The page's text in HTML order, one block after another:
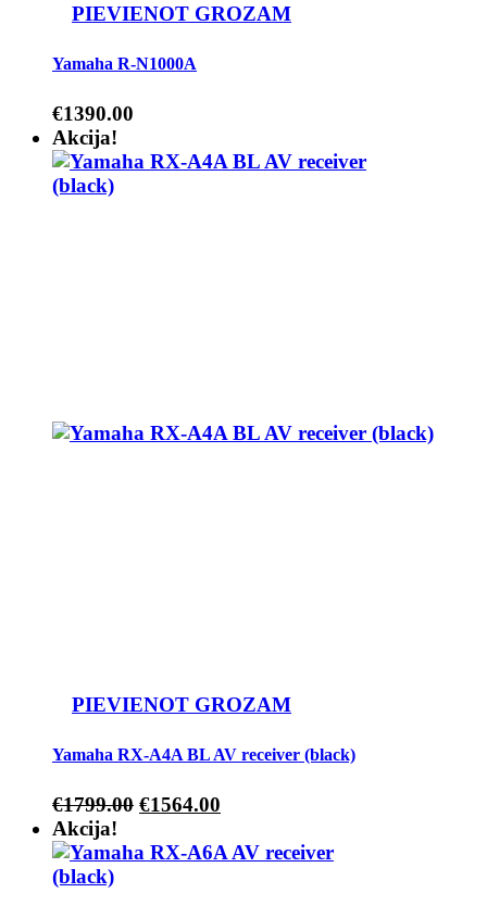
PIEVIENOT GROZAM
Yamaha R-N1000A
€1390.00
Akcija!
PIEVIENOT GROZAM
Yamaha RX-A4A BL AV receiver (black)
€1799.00 €1564.00
Akcija!